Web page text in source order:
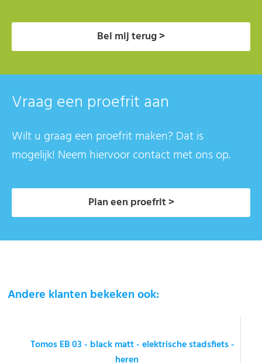
Bel mij terug >
Vraag een proefrit aan
Wilt u graag een proefrit maken? Dat is
mogelijk! Neem hiervoor contact met ons op.
Plan een proefrit >
Andere klanten bekeken ook:
Tomos EB 03 - black matt - elektrische stadsfiets -